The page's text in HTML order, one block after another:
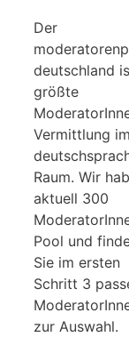
Der
deutschland
größte
Vermittlung im
Raum. Wir
aktuell 300
Pool und
Sie im ersten
Schritt 3
zur Auswahl.